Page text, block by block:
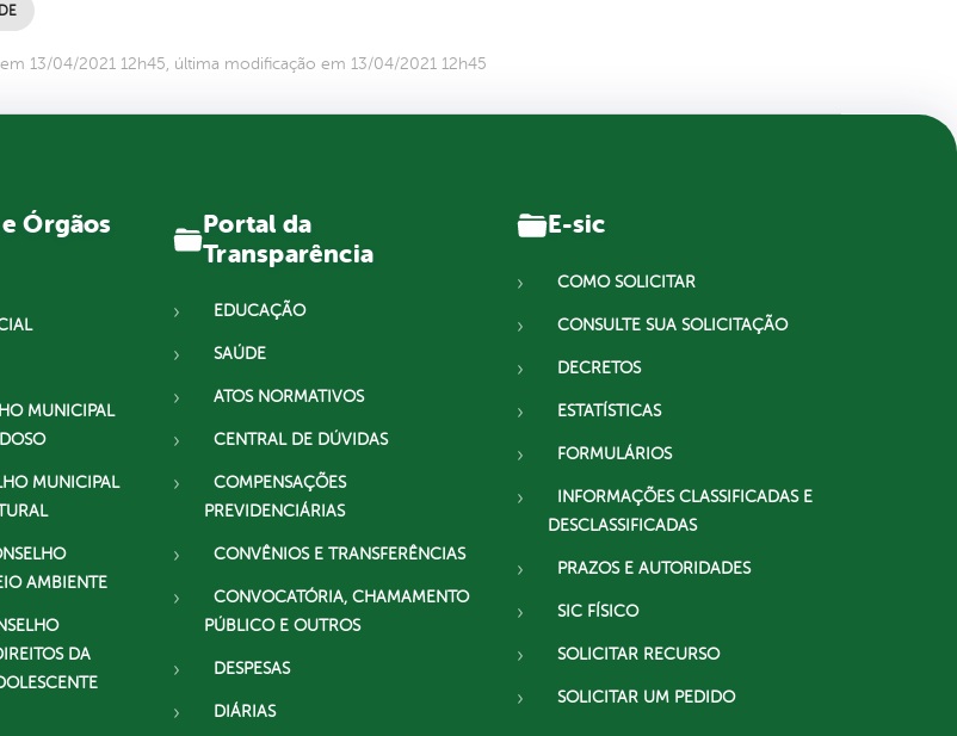
13/04/2021 12h45, última modificação em 13/04/2021 12h45
Órgãos
MUNICIPAL
MUNICIPAL
AMBIENTE
DA
Portal da
Transparência
EDUCAÇÃO
SAÚDE
ATOS NORMATIVOS
CENTRAL DE DÚVIDAS
COMPENSAÇÕES
PREVIDENCIÁRIAS
CONVÊNIOS E TRANSFERÊNCIAS
CONVOCATÓRIA, CHAMAMENTO
PÚBLICO E OUTROS
DESPESAS
DIÁRIAS
E-sic
COMO SOLICITAR
CONSULTE SUA SOLICITAÇÃO
DECRETOS
ESTATÍSTICAS
FORMULÁRIOS
INFORMAÇÕES CLASSIFICADAS E
DESCLASSIFICADAS
PRAZOS E AUTORIDADES
SIC FÍSICO
SOLICITAR RECURSO
SOLICITAR UM PEDIDO